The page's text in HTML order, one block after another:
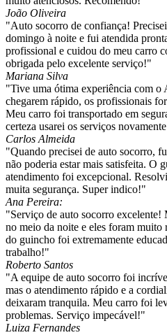
João Oliveira
"Auto socorro de confiança!
domingo à noite e fui atendida
profissional e cuidou do meu carro
obrigada pelo excelente serviço!"
Mariana Silva
"Tive uma ótima experiência com o
chegarem rápido, os profissionais
Meu carro foi transportado em
certeza usarei os serviços
Carlos Almeida
"Quando precisei de auto socorro,
não poderia estar mais satisfeita. O
atendimento foi excepcional.
muita segurança. Super indico!"
Ana Pereira:
"Serviço de auto socorro
no meio da noite e eles foram muito
do guincho foi extremamente
trabalho!"
Roberto Santos
"A equipe de auto socorro foi
mas o atendimento rápido e a
deixaram tranquila. Meu carro foi
problemas. Serviço impecável!"
Luiza Fernandes